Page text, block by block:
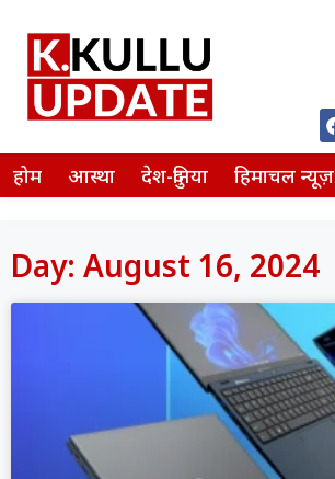
होम आस्था देश-दुनिया हिमाचल न्यूज़
Day: August 16, 2024